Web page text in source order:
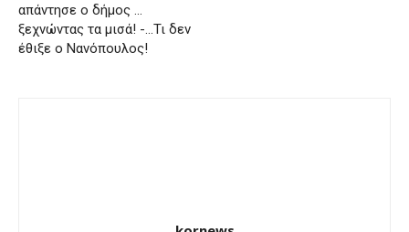
απάντησε ο δήμος …
ξεχνώντας τα μισά! -…Τι δεν
έθιξε ο Νανόπουλος!